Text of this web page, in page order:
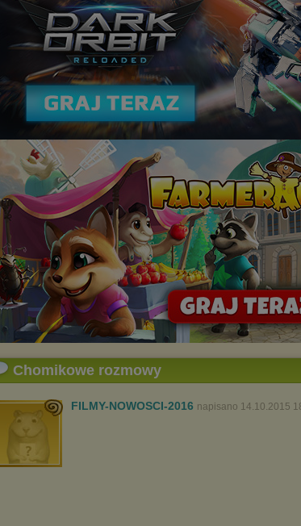
Chomikowe rozmowy
FILMY-NOWOSCI-2016 napisano 14.10.2015